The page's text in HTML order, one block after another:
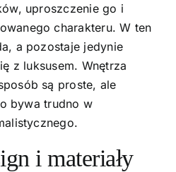
uproszczenie go i
charakteru. W ten
a pozostaje jedynie
z luksusem. Wnętrza
są proste, ale
bywa trudno w
i materiały